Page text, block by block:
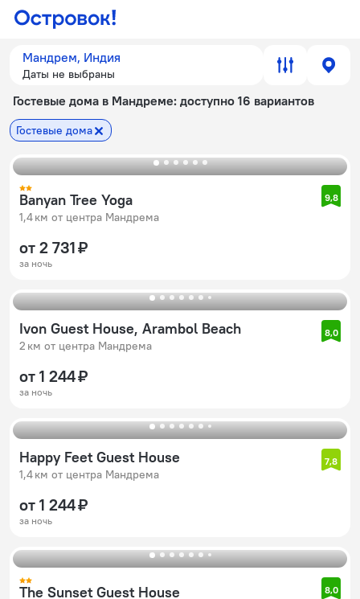
Мандрем, Индия
Даты не выбраны
Гостевые дома в Мандреме: доступно 16 вариантов
Гостевые дома
Banyan Tree Yoga
1,4 км от центра Мандрема
9,8
от 2 731 ₽
за ночь
Ivon Guest House, Arambol Beach
2 км от центра Мандрема
8,0
от 1 244 ₽
за ночь
Happy Feet Guest House
1,4 км от центра Мандрема
7,8
от 1 244 ₽
за ночь
The Sunset Guest House 8,0